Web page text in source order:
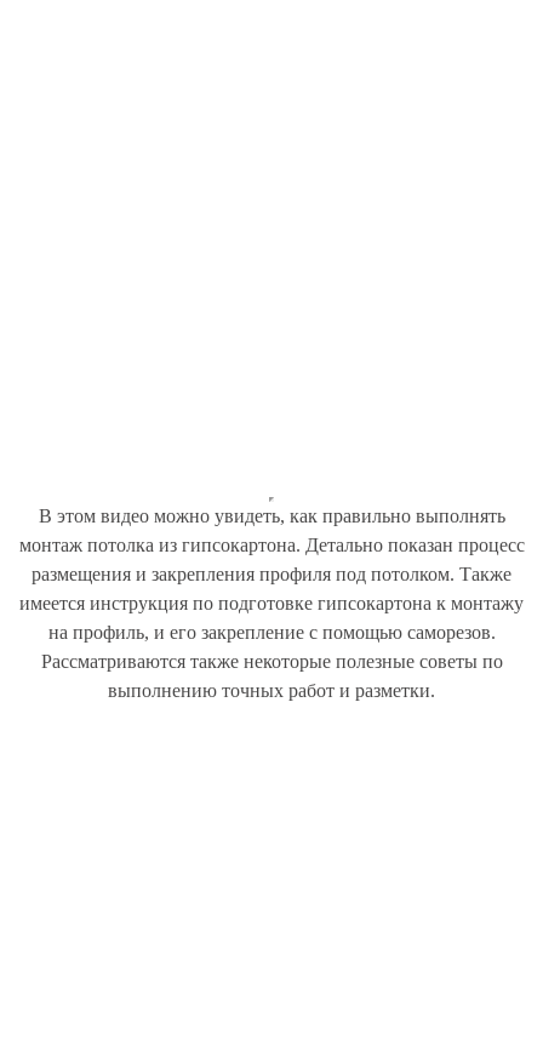
В этом видео можно увидеть, как правильно выполнять
монтаж потолка из гипсокартона. Детально показан процесс
размещения и закрепления профиля под потолком. Также
имеется инструкция по подготовке гипсокартона к монтажу
на профиль, и его закрепление с помощью саморезов.
Рассматриваются также некоторые полезные советы по
выполнению точных работ и разметки.